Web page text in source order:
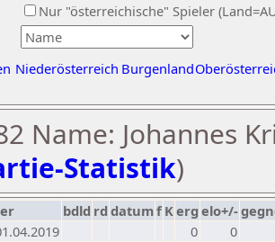
Nur "österreichische" Spieler
Niederösterreich Burgenland
Name: Johannes
Statistik)
bdld rd datumf Kerg elo+/-
0
0